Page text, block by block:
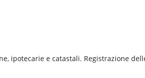
ipotecarie e catastali. Registrazione